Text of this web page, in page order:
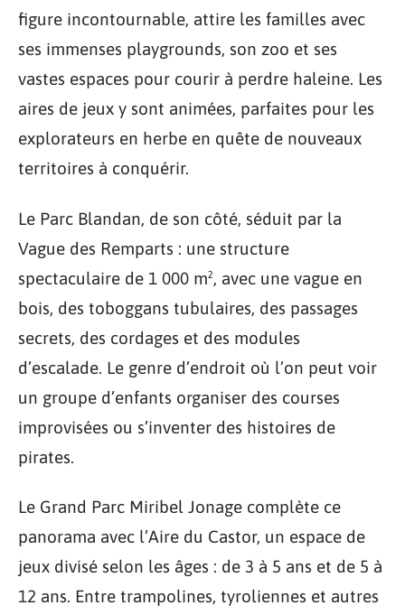
figure incontournable, attire les familles avec
ses immenses playgrounds, son zoo et ses
vastes espaces pour courir à perdre haleine. Les
aires de jeux y sont animées, parfaites pour les
explorateurs en herbe en quête de nouveaux
territoires à conquérir.
Le Parc Blandan, de son côté, séduit par la
Vague des Remparts : une structure
spectaculaire de 1 000 m², avec une vague en
bois, des toboggans tubulaires, des passages
secrets, des cordages et des modules
d’escalade. Le genre d’endroit où l’on peut voir
un groupe d’enfants organiser des courses
improvisées ou s’inventer des histoires de
pirates.
Le Grand Parc Miribel Jonage complète ce
panorama avec l’Aire du Castor, un espace de
jeux divisé selon les âges : de 3 à 5 ans et de 5 à
12 ans. Entre trampolines, tyroliennes et autres